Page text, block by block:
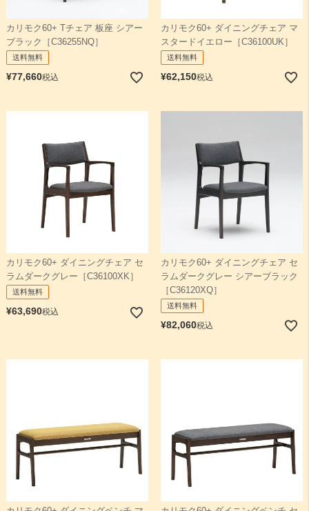
カリモク60+ Tチェア 板座 シアー
ブラック［C36255NQ］
送料無料
¥77,660税込
カリモク60+ ダイニングチェア マ
スタードイエロー［C36100UK］
送料無料
¥62,150税込
カリモク60+ ダイニングチェア セ
ラムダークグレー［C36100XK］
送料無料
¥63,690税込
カリモク60+ ダイニングチェア セ
ラムダークグレー シアーブラック
［C36120XQ］
送料無料
¥82,060税込